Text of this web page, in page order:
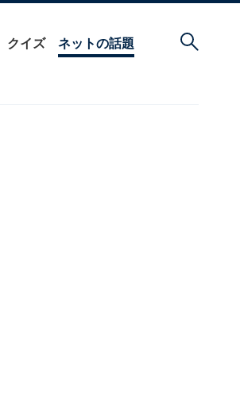
クイズ ネットの話題